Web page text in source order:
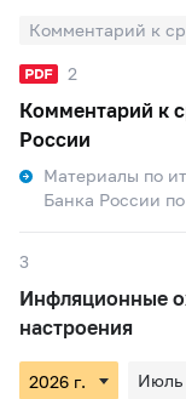
Комментарий к
2
Комментарий к
России
Материалы по
Банка России
3
Инфляционные
настроения
Июль